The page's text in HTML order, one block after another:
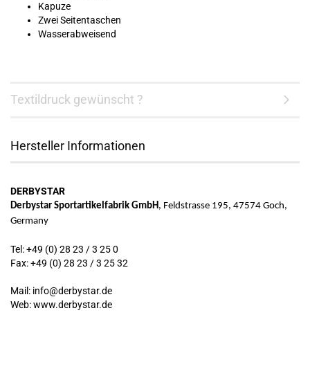
Kapuze
Zwei Seitentaschen
Wasserabweisend
Textildruck gewünscht ?
Hersteller Informationen
DERBYSTAR
Derbystar Sportartikelfabrik GmbH, Feldstrasse 195, 47574 Goch,
Germany
Tel: +49 (0) 28 23 / 3 25 0
Fax: +49 (0) 28 23 / 3 25 32
Mail: info@derbystar.de
Web: www.derbystar.de